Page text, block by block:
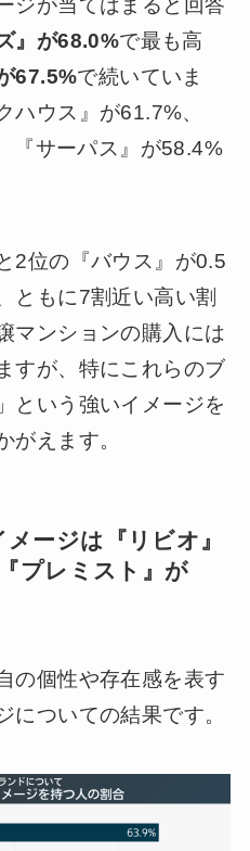
ジが当てはまると回答
』が68.0%で最も高
67.5%で続いていま
ハウス』が61.7%、
『サーパス』が58.4%
2位の『バウス』が0.5
ともに7割近い高い割
マンションの購入には
すが、特にこれらのブ
という強いイメージを
がえます。
ージは『リビオ』
プレミスト』が
の個性や存在感を表す
についての結果です。